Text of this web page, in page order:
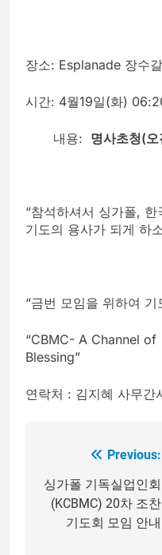
장소: Esplanade 장수
시간: 4월19일(화)
내용: 명사초청(오
“참석하셔서 싱가폴,
기도의 용사가 되게 하
“금번 모임을 위하여
“CBMC- A Channel of
연락처 : 김지혜 사무
navigation
Previous:
싱가폴 기독실업인회
(KCBMC) 20차 조찬
기도회 모임 안내